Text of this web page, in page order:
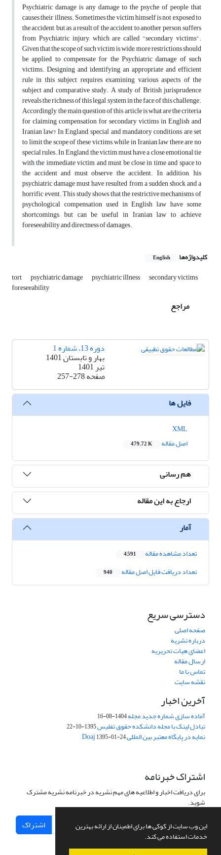
این وب سایت از کوکی ها برای اطمینان از ارائه بهترین
خدمات استفاده می کند.
Psychiatric damage is any damage to the psyche of people that
causes their illness. Sometimes the victim himself is not exposed to
the accident, but as a result of the accident to another person, suffers
from Psychiatric injury, which are called "secondary victims".
Given that the scope of such victim is wide, more restrictions should
be applied to compensate for the Psychiatric damage of such
victims. Designing and identifying an appropriate and efficient
rule in this subject requires examining various aspects of the
subject and comparative study. A study of British jurisprudence
reveals the richness of this legal system in the face of this challenge.
Accordingly, the main question of this article is what are the criteria
for claiming compensation for secondary victims in English and
Iranian law? In England, special and mandatory conditions are set
to limit the scope of these victims, while in Iranian law there are no
special rules. In England, the victim must have a close emotional tie
with the immediate victim and must be close in time and space to
the accident and must observe the accident. In addition, his
psychiatric damage must have resulted from a sudden shock and a
horrific event. This study shows that the restrictive mechanisms of
psychological compensation used in English law have some
shortcomings, but can be useful in Iranian law to achieve
foreseeability and directness of damages.
کلیدواژه‌ها English
tort psychiatric damage psychiatric illness secondary victims
foreseeability
مراجع
دوره 13، شماره 1
بهار و تابستان 1401
تیر 1401
صفحه257-278
فایل ها
اصل مقاله
479.72 K
هم رسانی
ارجاع به این مقاله
آمار
تعداد مشاهده مقاله 4,591
تعداد دریافت فایل اصل مقاله 940
دسترسی سریع
صفحه اصلی
درباره نشریه
اعضای هیات تحریریه
ارسال مقاله
تماس با ما
نقشه سایت
آخرین اخبار
آماده سازی شماره جدید مجله1404-08-16
تبادل لینک با مجله دانشکده حقوق تفلیس1395-10-22
نمایه در پایگاه معتبر بین المللی Doaj1395-01-24
اشتراک خبرنامه
برای دریافت اخبار و اطلاعیه های مهم نشریه در خبرنامه نشریه مشترک
شوید.
اشتراک